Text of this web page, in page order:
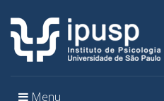
Toggle
Menu